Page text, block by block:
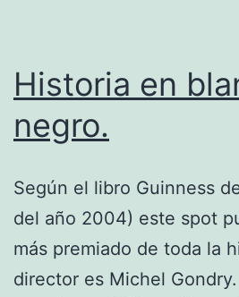
Historia en
negro.
Según el libro Guinness
del año 2004) este spot
más premiado de toda la
director es Michel